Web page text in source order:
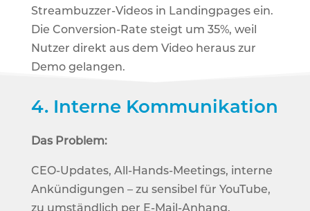
Streambuzzer-Videos in Landingpages ein.
Die Conversion-Rate steigt um 35%, weil
Nutzer direkt aus dem Video heraus zur
Demo gelangen.
4. Interne Kommunikation
Das Problem:
CEO-Updates, All-Hands-Meetings, interne
Ankündigungen – zu sensibel für YouTube,
zu umständlich per E-Mail-Anhang.